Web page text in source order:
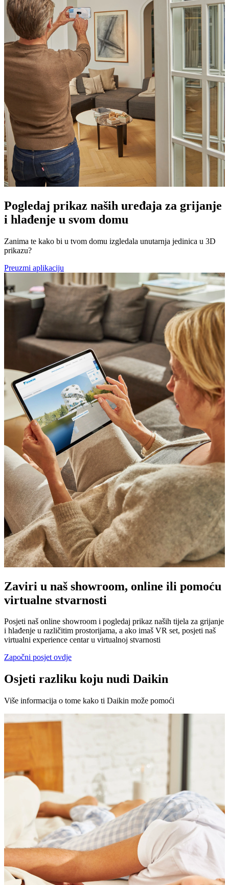
Pogledaj prikaz naših uređaja za grijanje
i hlađenje u svom domu
Zanima te kako bi u tvom domu izgledala unutarnja jedinica u 3D
prikazu?
Preuzmi aplikaciju
Zaviri u naš showroom, online ili pomoću
virtualne stvarnosti
Posjeti naš online showroom i pogledaj prikaz naših tijela za grijanje
i hlađenje u različitim prostorijama, a ako imaš VR set, posjeti naš
virtualni experience centar u virtualnoj stvarnosti
Započni posjet ovdje
Osjeti razliku koju nudi Daikin
Više informacija o tome kako ti Daikin može pomoći